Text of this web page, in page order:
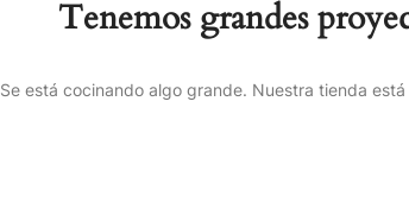
Tenemos grandes
Se está cocinando algo grande. Nuestra tienda